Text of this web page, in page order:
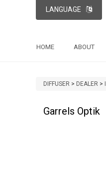
LANGUAGE
HOME ABOUT
DIFFUSER > DEALER >
Garrels Optik